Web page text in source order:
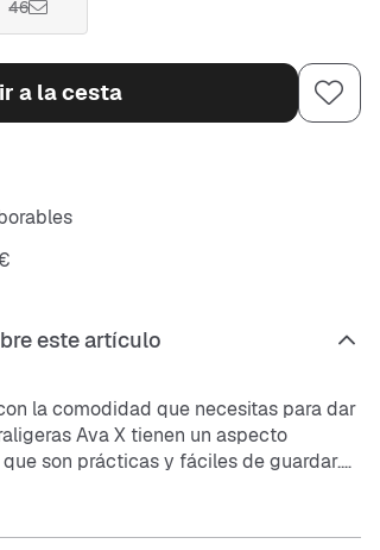
46
a la cesta
este artículo
la comodidad que necesitas para dar
Ava X tienen un aspecto
son prácticas y fáciles de guardar.
integral ofrecen comodidad y